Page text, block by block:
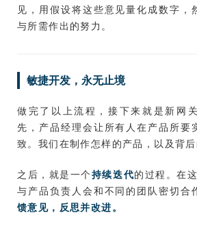
见，用假设将这些意见量化成数字，
与所需作出的努力。
敏捷开发，永无止境
做完了以上流程，接下来就是新网
先，产品经理会让所有人在产品所要
致。我们在制作怎样的产品，以及背后
之后，就是一个持续迭代的过程。在
与产品负责人会和不同的团队密切合
馈意见，反思并改进。